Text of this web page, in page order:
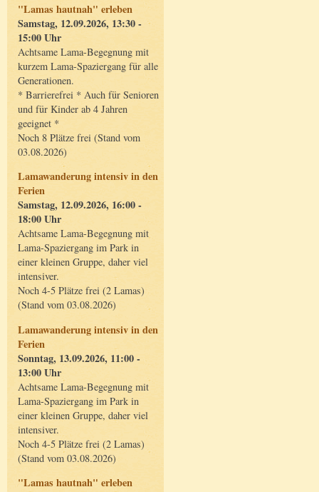
"Lamas hautnah" erleben
Samstag, 12.09.2026, 13:30 -
15:00 Uhr
Achtsame Lama-Begegnung mit
kurzem Lama-Spaziergang für alle
Generationen.
* Barrierefrei * Auch für Senioren
und für Kinder ab 4 Jahren
geeignet *
Noch 8 Plätze frei (Stand vom
03.08.2026)
Lamawanderung intensiv in den
Ferien
Samstag, 12.09.2026, 16:00 -
18:00 Uhr
Achtsame Lama-Begegnung mit
Lama-Spaziergang im Park in
einer kleinen Gruppe, daher viel
intensiver.
Noch 4-5 Plätze frei (2 Lamas)
(Stand vom 03.08.2026)
Lamawanderung intensiv in den
Ferien
Sonntag, 13.09.2026, 11:00 -
13:00 Uhr
Achtsame Lama-Begegnung mit
Lama-Spaziergang im Park in
einer kleinen Gruppe, daher viel
intensiver.
Noch 4-5 Plätze frei (2 Lamas)
(Stand vom 03.08.2026)
"Lamas hautnah" erleben